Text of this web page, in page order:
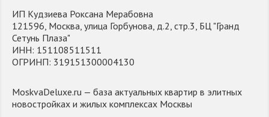
ИП Кудзиева Роксана Мерабовна
121596, Москва, улица Горбунова, д.2, стр.3, БЦ "Гранд
Сетунь Плаза"
ИНН: 151108511511
ОГРИНП: 319151300004130
MoskvaDeluxe.ru — база актуальных квартир в элитных
новостройках и жилых комплексах Москвы